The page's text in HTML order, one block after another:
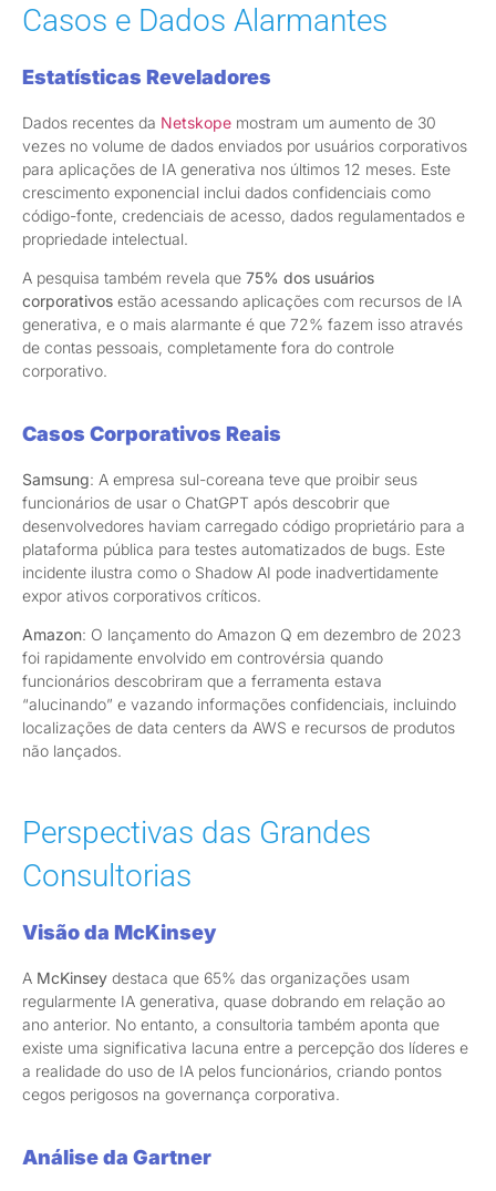
Casos e Dados Alarmantes
Estatísticas Reveladores
Dados recentes da Netskope mostram um aumento de 30
vezes no volume de dados enviados por usuários corporativos
para aplicações de IA generativa nos últimos 12 meses. Este
crescimento exponencial inclui dados confidenciais como
código-fonte, credenciais de acesso, dados regulamentados e
propriedade intelectual.
A pesquisa também revela que 75% dos usuários
corporativos estão acessando aplicações com recursos de IA
generativa, e o mais alarmante é que 72% fazem isso através
de contas pessoais, completamente fora do controle
corporativo.
Casos Corporativos Reais
Samsung: A empresa sul-coreana teve que proibir seus
funcionários de usar o ChatGPT após descobrir que
desenvolvedores haviam carregado código proprietário para a
plataforma pública para testes automatizados de bugs. Este
incidente ilustra como o Shadow AI pode inadvertidamente
expor ativos corporativos críticos.
Amazon: O lançamento do Amazon Q em dezembro de 2023
foi rapidamente envolvido em controvérsia quando
funcionários descobriram que a ferramenta estava
“alucinando” e vazando informações confidenciais, incluindo
localizações de data centers da AWS e recursos de produtos
não lançados.
Perspectivas das Grandes
Consultorias
Visão da McKinsey
A McKinsey destaca que 65% das organizações usam
regularmente IA generativa, quase dobrando em relação ao
ano anterior. No entanto, a consultoria também aponta que
existe uma significativa lacuna entre a percepção dos líderes e
a realidade do uso de IA pelos funcionários, criando pontos
cegos perigosos na governança corporativa.
Análise da Gartner